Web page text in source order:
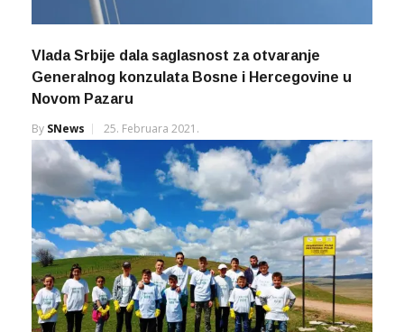
Vlada Srbije dala saglasnost za otvaranje
Generalnog konzulata Bosne i Hercegovine u
Novom Pazaru
By SNews 25. Februara 2021.